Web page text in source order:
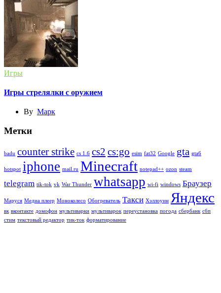
Игры
Игры стрелялки с оружием
By Марк
Метки
badu counter strike cs 1.6 cs2 cs:go esim fat32 Google gta gta6
hotspot iphone mail.ru Minecraft notepad++ ozon steam
telegram tik-tok vk War Thunder whatsapp wi-fi windows Браузер
Маруся Медиа плеер Моноколесо Обогреватель Такси Хэллоуин Яндекс
вк вконтакте домофон мультиварки мультиварок переустановка погода сбербанк сбп
стим текстовый редактор тик-ток форматирование